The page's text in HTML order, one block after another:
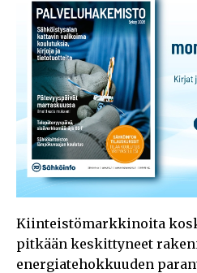
Kiinteistömarkkinoita
pitkään keskittyneet
energiatehokkuuden